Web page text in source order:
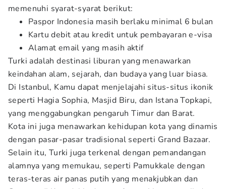
memenuhi syarat-syarat berikut:
Paspor Indonesia masih berlaku minimal 6 bulan
Kartu debit atau kredit untuk pembayaran e-visa
Alamat email yang masih aktif
Turki adalah destinasi liburan yang menawarkan
keindahan alam, sejarah, dan budaya yang luar biasa.
Di Istanbul, Kamu dapat menjelajahi situs-situs ikonik
seperti Hagia Sophia, Masjid Biru, dan Istana Topkapi,
yang menggabungkan pengaruh Timur dan Barat.
Kota ini juga menawarkan kehidupan kota yang dinamis
dengan pasar-pasar tradisional seperti Grand Bazaar.
Selain itu, Turki juga terkenal dengan pemandangan
alamnya yang memukau, seperti Pamukkale dengan
teras-teras air panas putih yang menakjubkan dan